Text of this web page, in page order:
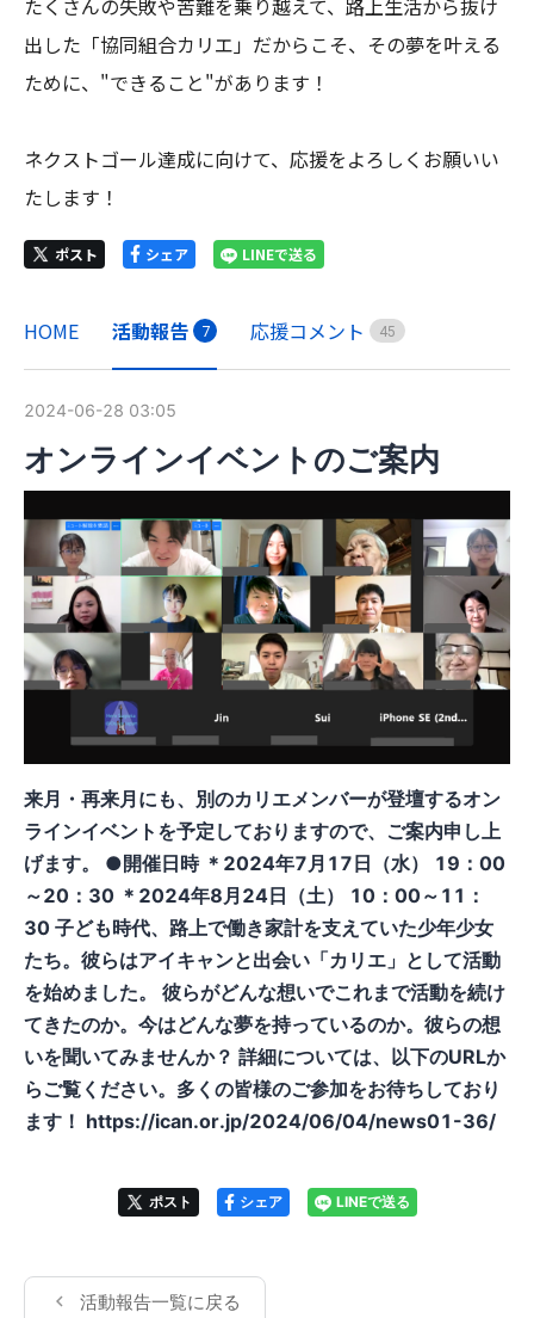
出した「協同組合カリエ」だからこそ、その夢を叶える
ために、"できること"があります！
ネクストゴール達成に向けて、応援をよろしくお願いい
たします！
ポスト シェア LINEで送る
HOME 活動報告 7 応援コメント 45
2024-06-28 03:05
オンラインイベントのご案内
来月・再来月にも、別のカリエメンバーが登壇するオン
ラインイベントを予定しておりますので、ご案内申し上
げます。 ●開催日時 ＊2024年7月17日（水） 19：00
～20：30 ＊2024年8月24日（土） 10：00～11：
30 子ども時代、路上で働き家計を支えていた少年少女
たち。彼らはアイキャンと出会い「カリエ」として活動
を始めました。 彼らがどんな想いでこれまで活動を続け
てきたのか。今はどんな夢を持っているのか。彼らの想
いを聞いてみませんか？ 詳細については、以下のURLか
らご覧ください。多くの皆様のご参加をお待ちしており
ます！ https://ican.or.jp/2024/06/04/news01-36/
ポスト シェア LINEで送る
活動報告一覧に戻る